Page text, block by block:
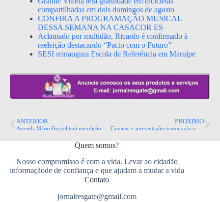
compartilhadas em dois domingos de agosto
CONFIRA A PROGRAMAÇÃO MUSICAL
DESSA SEMANA NA CASACOR ES
Aclamado por multidão, Ricardo é confirmado à
reeleição destacando “Pacto com o Futuro”
SESI reinaugura Escola de Referência em Maruípe
ANTERIOR PRÓXIMO
Quem somos?
Nosso compromisso é com a vida. Levar ao cidadão
informaçãode de confiança e que ajudam a mudar a vida
Contato
jornalresgate@gmail.com